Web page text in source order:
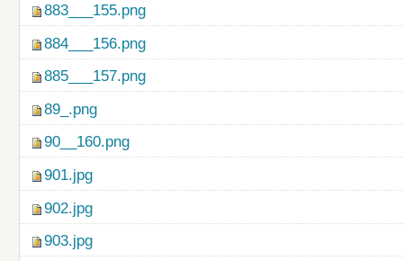
883___155.png
884___156.png
885___157.png
89_.png
90__160.png
901.jpg
902.jpg
903.jpg